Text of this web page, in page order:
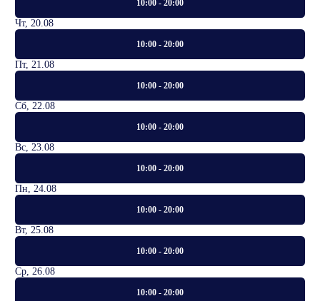
10:00 - 20:00
Чт, 20.08
10:00 - 20:00
Пт, 21.08
10:00 - 20:00
Сб, 22.08
10:00 - 20:00
Вс, 23.08
10:00 - 20:00
Пн, 24.08
10:00 - 20:00
Вт, 25.08
10:00 - 20:00
Ср, 26.08
10:00 - 20:00